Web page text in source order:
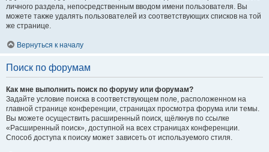
личного раздела, непосредственным вводом имени пользователя. Вы
можете также удалять пользователей из соответствующих списков на той
же странице.
Вернуться к началу
Поиск по форумам
Как мне выполнить поиск по форуму или форумам?
Задайте условие поиска в соответствующем поле, расположенном на
главной странице конференции, страницах просмотра форума или темы.
Вы можете осуществить расширенный поиск, щёлкнув по ссылке
«Расширенный поиск», доступной на всех страницах конференции.
Способ доступа к поиску может зависеть от используемого стиля.